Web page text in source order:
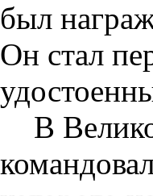
был
Он стал
В